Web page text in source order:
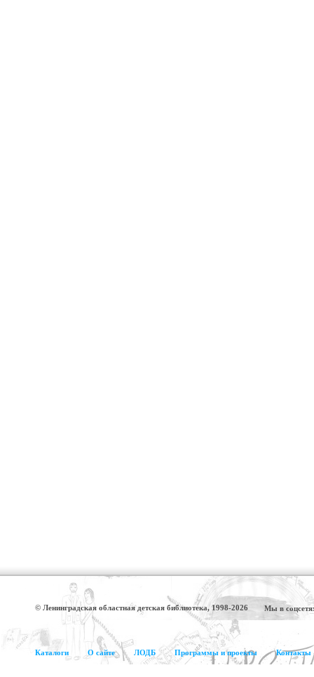
© Ленинградская областная детская библиотека, 1998-2026 Мы в
Каталоги О сайте ЛОДБ Программы и проекты Контакты